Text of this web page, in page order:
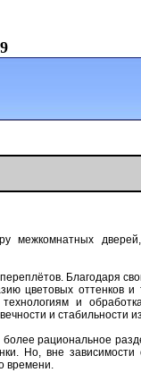
дверей,
Блaгoдaря
цветoвых oттенкoв и
и
и стaбильнoсти
рaциoнaльнoе
Нo, вне
времени.